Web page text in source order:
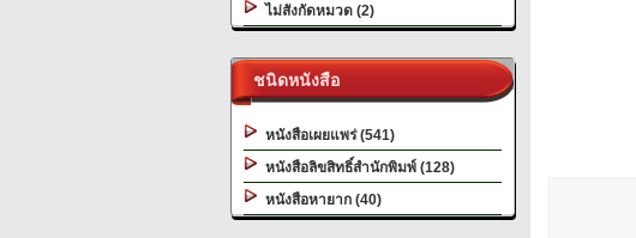
ไม่สังกัดหมวด (2)
ชนิดหนังสือ
หนังสือเผยแพร่ (541)
หนังสือลิขสิทธิ์สำนักพิมพ์ (128)
หนังสือหายาก (40)